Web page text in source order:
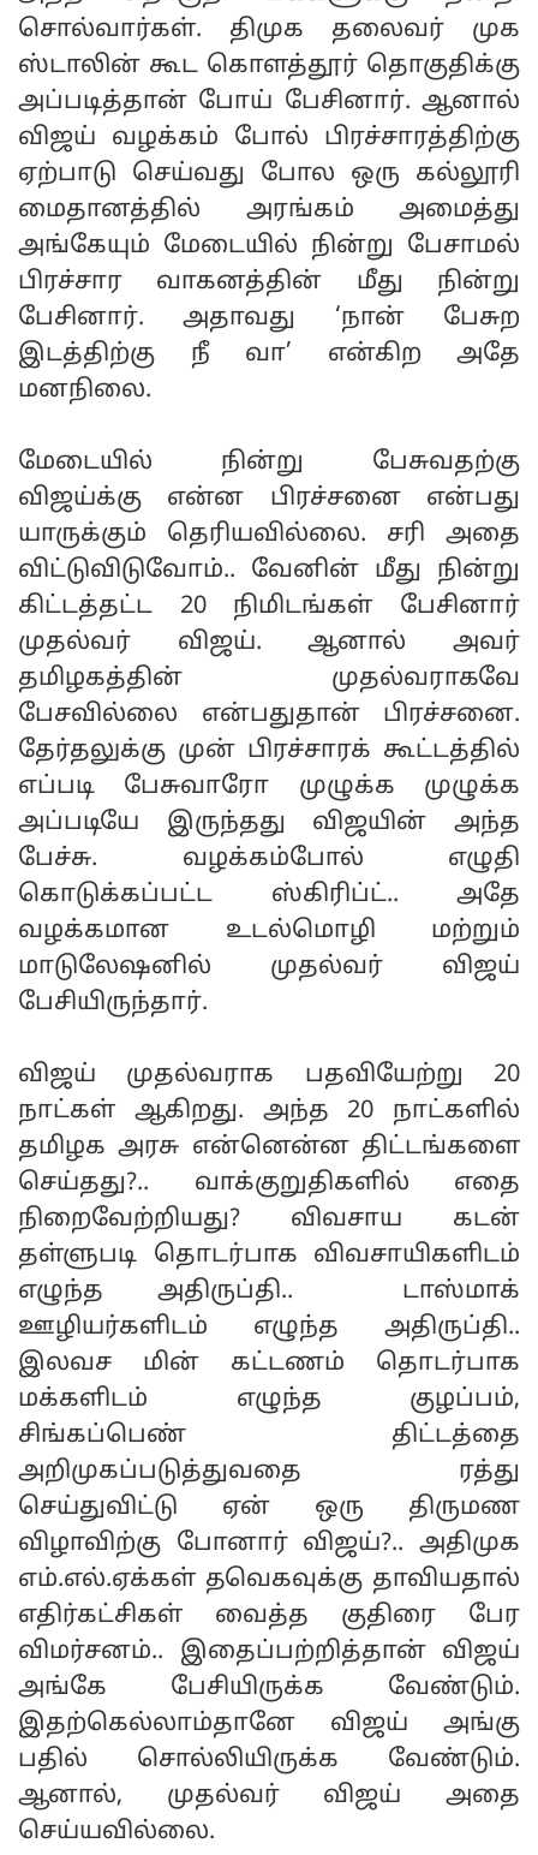
சொல்வார்கள். திமுக தலைவர் முக
ஸ்டாலின் கூட கொளத்தூர் தொகுதிக்கு
அப்படித்தான் போய் பேசினார். ஆனால்
விஜய் வழக்கம் போல் பிரச்சாரத்திற்கு
ஏற்பாடு செய்வது போல ஒரு கல்லூரி
மைதானத்தில் அரங்கம் அமைத்து
அங்கேயும் மேடையில் நின்று பேசாமல்
பிரச்சார வாகனத்தின் மீது நின்று
பேசினார். அதாவது ‘நான் பேசுற
இடத்திற்கு நீ வா’ என்கிற அதே
மனநிலை.
மேடையில் நின்று பேசுவதற்கு
விஜய்க்கு என்ன பிரச்சனை என்பது
யாருக்கும் தெரியவில்லை. சரி அதை
விட்டுவிடுவோம்.. வேனின் மீது நின்று
கிட்டத்தட்ட 20 நிமிடங்கள் பேசினார்
முதல்வர் விஜய். ஆனால் அவர்
தமிழகத்தின் முதல்வராகவே
பேசவில்லை என்பதுதான் பிரச்சனை.
தேர்தலுக்கு முன் பிரச்சாரக் கூட்டத்தில்
எப்படி பேசுவாரோ முழுக்க முழுக்க
அப்படியே இருந்தது விஜயின் அந்த
பேச்சு. வழக்கம்போல் எழுதி
கொடுக்கப்பட்ட ஸ்கிரிப்ட்.. அதே
வழக்கமான உடல்மொழி மற்றும்
மாடுலேஷனில் முதல்வர் விஜய்
பேசியிருந்தார்.
விஜய் முதல்வராக பதவியேற்று 20
நாட்கள் ஆகிறது. அந்த 20 நாட்களில்
தமிழக அரசு என்னென்ன திட்டங்களை
செய்தது?.. வாக்குறுதிகளில் எதை
நிறைவேற்றியது? விவசாய கடன்
தள்ளுபடி தொடர்பாக விவசாயிகளிடம்
எழுந்த அதிருப்தி.. டாஸ்மாக்
ஊழியர்களிடம் எழுந்த அதிருப்தி..
இலவச மின் கட்டணம் தொடர்பாக
மக்களிடம் எழுந்த குழப்பம்,
சிங்கப்பெண் திட்டத்தை
அறிமுகப்படுத்துவதை ரத்து
செய்துவிட்டு ஏன் ஒரு திருமண
விழாவிற்கு போனார் விஜய்?.. அதிமுக
எம்.எல்.ஏக்கள் தவெகவுக்கு தாவியதால்
எதிர்கட்சிகள் வைத்த குதிரை பேர
விமர்சனம்.. இதைப்பற்றித்தான் விஜய்
அங்கே பேசியிருக்க வேண்டும்.
இதற்கெல்லாம்தானே விஜய் அங்கு
பதில் சொல்லியிருக்க வேண்டும்.
ஆனால், முதல்வர் விஜய் அதை
செய்யவில்லை.